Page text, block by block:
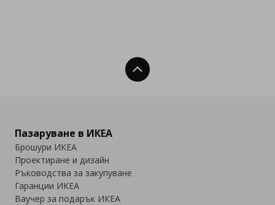
Нагоре
Пазаруване в ИКЕА
Брошури ИКЕА
Проектиране и дизайн
Ръководства за закупуване
Гаранции ИКЕА
Ваучер за подарък ИКЕА